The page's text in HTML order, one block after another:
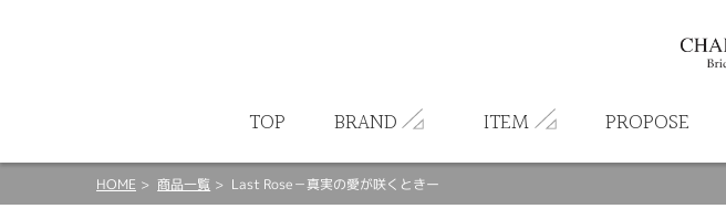
TOP BRAND ITEM PROPOSE
HOME 商品一覧 Last Rose－真実の愛が咲くときー